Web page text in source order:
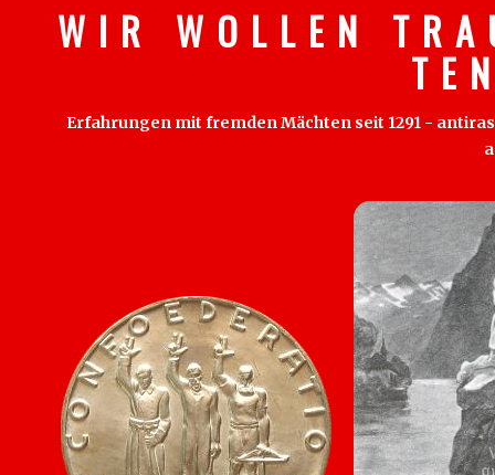
W I R W O L L E N T R
T E
Erfahrungen mit fremden Mächten seit 1291 -